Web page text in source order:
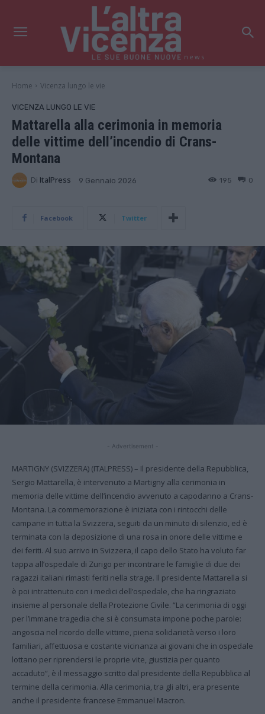
news
Home Vicenza lungo le vie
VICENZA LUNGO LE VIE
Mattarella alla cerimonia in memoria
delle vittime dell’incendio di Crans-
Montana
Di ItalPress 9 Gennaio 2026 0
195
Facebook Twitter
- Advertisement -
MARTIGNY (SVIZZERA) (ITALPRESS) – Il presidente della Repubblica,
Sergio Mattarella, è intervenuto a Martigny alla cerimonia in
memoria delle vittime dell’incendio avvenuto a capodanno a Crans-
Montana. La commemorazione è iniziata con i rintocchi delle
campane in tutta la Svizzera, seguiti da un minuto di silenzio, ed è
terminata con la deposizione di una rosa in onore delle vittime e
dei feriti. Al suo arrivo in Svizzera, il capo dello Stato ha voluto far
tappa all’ospedale di Zurigo per incontrare le famiglie di due dei
ragazzi italiani rimasti feriti nella strage. Il presidente Mattarella si
è poi intrattenuto con i medici dell’ospedale, che ha ringraziato
insieme al personale della Protezione Civile. “La cerimonia di oggi
per l’immane tragedia che si è consumata impone poche parole:
angoscia nel ricordo delle vittime, piena solidarietà verso i loro
familiari, affettuosa e costante vicinanza ai giovani che in ospedale
lottano per riprendersi le proprie vite, giustizia per quanto
accaduto”, è il messaggio scritto dal presidente della Repubblica al
termine della cerimonia. Alla cerimonia, tra gli altri, era presente
anche il presidente francese Emmanuel Macron.